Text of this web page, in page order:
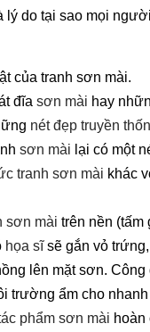
lý do tại sao mọi
của tranh sơn mài.
đĩa sơn mài hay
nét đẹp truyền
sơn mài lại có một
tranh sơn mài khác
sơn mài trên nền
họa sĩsẽ gắn vỏ
lên mặt sơn. Công
trường ẩm cho
phẩm sơn mài hoàn